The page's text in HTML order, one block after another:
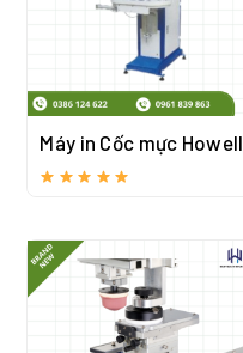
Máy in Cốc mực Howell